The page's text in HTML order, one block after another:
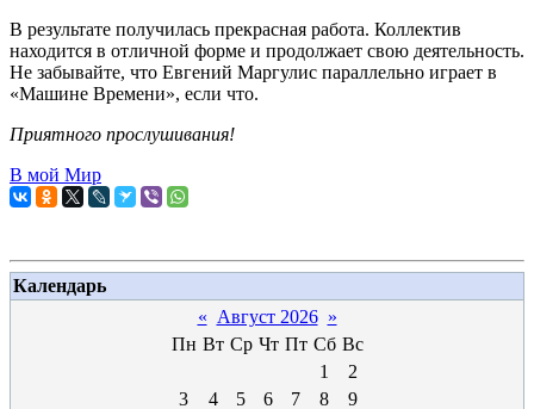
В результате получилась прекрасная работа. Коллектив
находится в отличной форме и продолжает свою деятельность.
Не забывайте, что Евгений Маргулис параллельно играет в
«Машине Времени», если что.
Приятного прослушивания!
В мой Мир
Календарь
« Август 2026 »
Пн Вт Ср Чт Пт Сб Вс
1
2
3
4 5 6 7 8 9